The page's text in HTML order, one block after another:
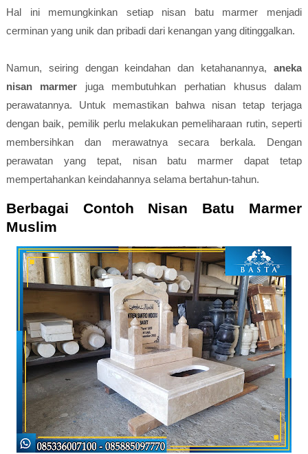
Hal ini memungkinkan setiap nisan batu marmer menjadi
cerminan yang unik dan pribadi dari kenangan yang ditinggalkan.
Namun, seiring dengan keindahan dan ketahanannya,aneka
nisan marmer juga membutuhkan perhatian khusus dalam
perawatannya. Untuk memastikan bahwa nisan tetap terjaga
dengan baik, pemilik perlu melakukan pemeliharaan rutin, seperti
membersihkan dan merawatnya secara berkala. Dengan
perawatan yang tepat, nisan batu marmer dapat tetap
mempertahankan keindahannya selama bertahun-tahun.
Berbagai Contoh Nisan Batu Marmer
Muslim